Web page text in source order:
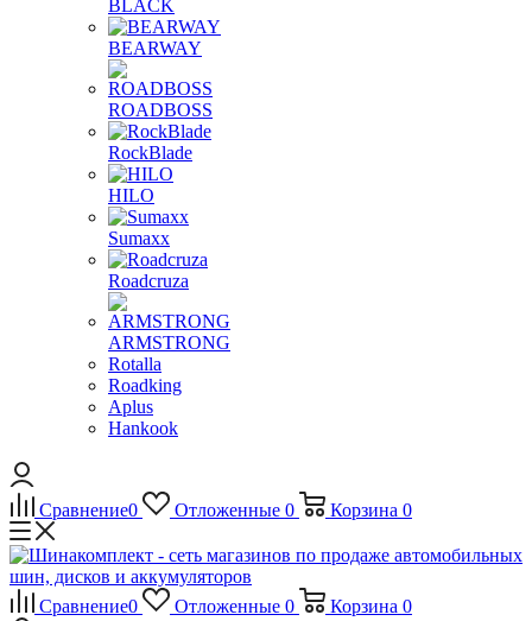
BLACK
BEARWAY
ROADBOSS
RockBlade
HILO
Sumaxx
Roadcruza
ARMSTRONG
Rotalla
Roadking
Aplus
Hankook
Сравнение0 Отложенные 0 Корзина 0
Сравнение0 Отложенные 0 Корзина 0